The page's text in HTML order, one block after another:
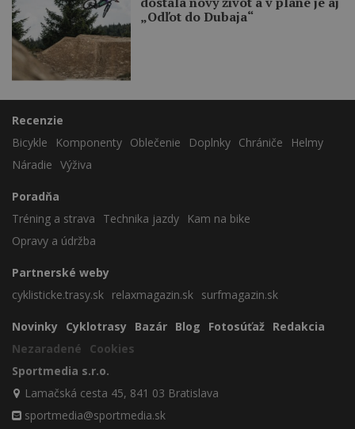
„Odľot do Dubaja“
Recenzie
Bicykle
Komponenty Oblečenie Doplnky Chrániče
Helmy
Náradie Výživa
Poradňa
Tréning a strava
Technika jazdy
Kam na bike
Opravy a údržba
Partnerské weby
cyklisticke.trasy.sk relaxmagazin.sk surfmagazin.sk
Novinky Cyklotrasy Bazár Blog Fotosúťaž Redakcia
Nezaradené
Cookies
Sportmedia s.r.o.
Lamačská cesta 45, 841 03 Bratislava
sportmedia@sportmedia.sk